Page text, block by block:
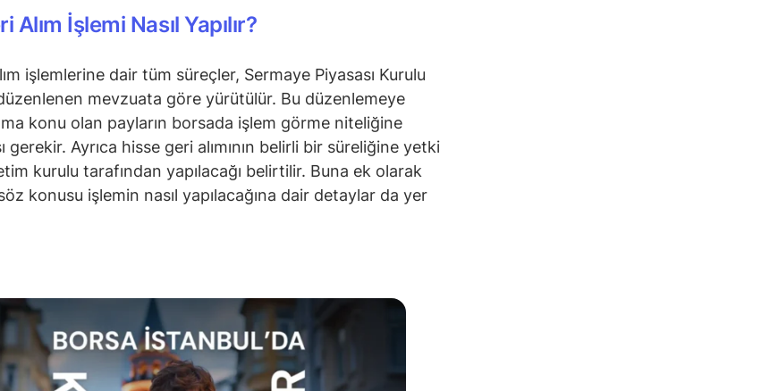
Alım İşlemi Nasıl Yapılır?
işlemlerine dair tüm süreçler, Sermaye Piyasası Kurulu
mevzuata göre yürütülür. Bu düzenlemeye
konu olan payların borsada işlem görme niteliğine
gerekir. Ayrıca hisse geri alımının belirli bir süreliğine yetki
kurulu tarafından yapılacağı belirtilir. Buna ek olarak
konusu işlemin nasıl yapılacağına dair detaylar da yer